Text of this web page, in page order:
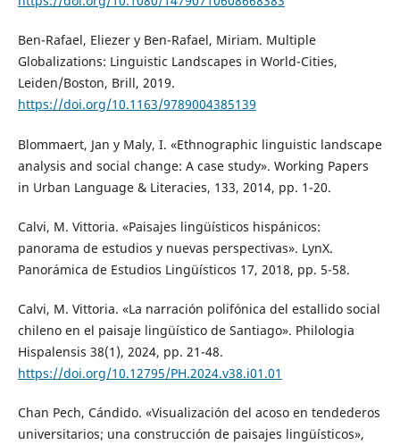
Ben-Rafael, Eliezer y Ben-Rafael, Miriam. Multiple
Globalizations: Linguistic Landscapes in World-Cities,
Leiden/Boston, Brill, 2019.
https://doi.org/10.1163/9789004385139
Blommaert, Jan y Maly, I. «Ethnographic linguistic landscape
analysis and social change: A case study». Working Papers
in Urban Language & Literacies, 133, 2014, pp. 1-20.
Calvi, M. Vittoria. «Paisajes lingüísticos hispánicos:
panorama de estudios y nuevas perspectivas». LynX.
Panorámica de Estudios Lingüísticos 17, 2018, pp. 5-58.
Calvi, M. Vittoria. «La narración polifónica del estallido social
chileno en el paisaje lingüístico de Santiago». Philologia
Hispalensis 38(1), 2024, pp. 21-48.
https://doi.org/10.12795/PH.2024.v38.i01.01
Chan Pech, Cándido. «Visualización del acoso en tendederos
universitarios; una construcción de paisajes lingüísticos»,